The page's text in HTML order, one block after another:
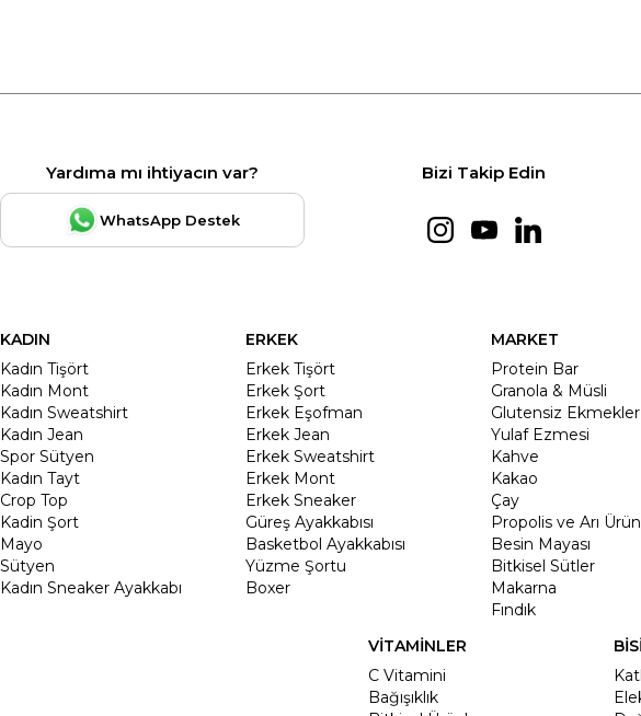
Yardıma mı ihtiyacın var?
WhatsApp Destek
Bizi Takip Edin
KADIN
Kadın Tişört
Kadın Mont
Kadın Sweatshirt
Kadın Jean
Spor Sütyen
Kadın Tayt
Crop Top
Kadin Şort
Mayo
Sütyen
Kadın Sneaker Ayakkabı
ERKEK
Erkek Tişört
Erkek Şort
Erkek Eşofman
Erkek Jean
Erkek Sweatshirt
Erkek Mont
Erkek Sneaker
Güreş Ayakkabısı
Basketbol Ayakkabısı
Yüzme Şortu
Boxer
MARKET
Protein Bar
Granola & Müsli
Glutensiz Ekmekler
Yulaf Ezmesi
Kahve
Kakao
Çay
Propolis ve Arı
Besin Mayası
Bitkisel Sütler
Makarna
Fındık
VİTAMİNLER
C Vitamini
Bağışıklık